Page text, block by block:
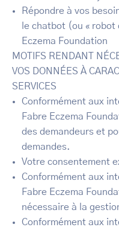
Répondre à vos
le chatbot (ou «
Eczema Foundation
MOTIFS RENDANT
VOS DONNÉES À
SERVICES
Conformément aux
Fabre Eczema
des demandeurs et
demandes.
Votre consentement
Conformément aux
Fabre Eczema
nécessaire à la
Conformément aux